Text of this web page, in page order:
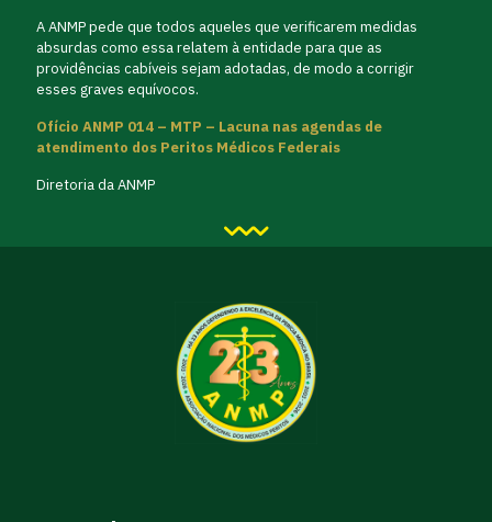
A ANMP pede que todos aqueles que verificarem medidas
absurdas como essa relatem à entidade para que as
providências cabíveis sejam adotadas, de modo a corrigir
esses graves equívocos.
Ofício ANMP 014 – MTP – Lacuna nas agendas de
atendimento dos Peritos Médicos Federais
Diretoria da ANMP